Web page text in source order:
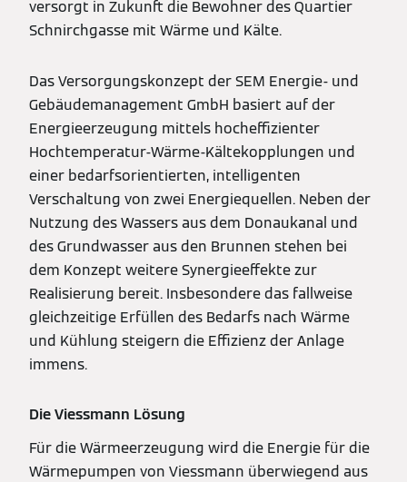
versorgt in Zukunft die Bewohner des Quartier
Schnirchgasse mit Wärme und Kälte.
Das Versorgungskonzept der SEM Energie- und
Gebäudemanagement GmbH basiert auf der
Energieerzeugung mittels hocheffizienter
Hochtemperatur-Wärme-Kältekopplungen und
einer bedarfsorientierten, intelligenten
Verschaltung von zwei Energiequellen. Neben der
Nutzung des Wassers aus dem Donaukanal und
des Grundwasser aus den Brunnen stehen bei
dem Konzept weitere Synergieeffekte zur
Realisierung bereit. Insbesondere das fallweise
gleichzeitige Erfüllen des Bedarfs nach Wärme
und Kühlung steigern die Effizienz der Anlage
immens.
Die Viessmann Lösung
Für die Wärmeerzeugung wird die Energie für die
Wärmepumpen von Viessmann überwiegend aus